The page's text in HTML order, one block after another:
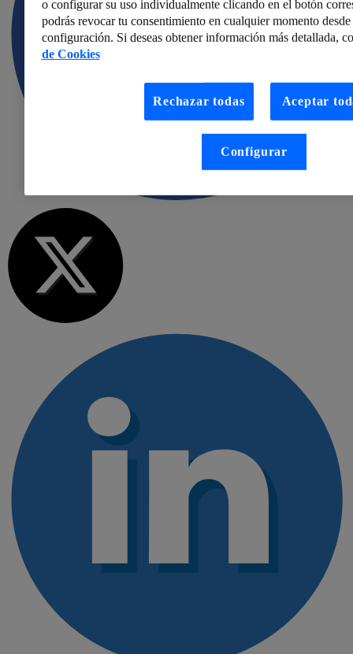
o configurar su uso individualmente clicando en el botón
podrás revocar tu consentimiento en cualquier momento
configuración. Si deseas obtener información más detallada,
de Cookies
Rechazar todas Aceptar
Configurar